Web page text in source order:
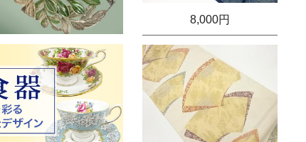
8,000円